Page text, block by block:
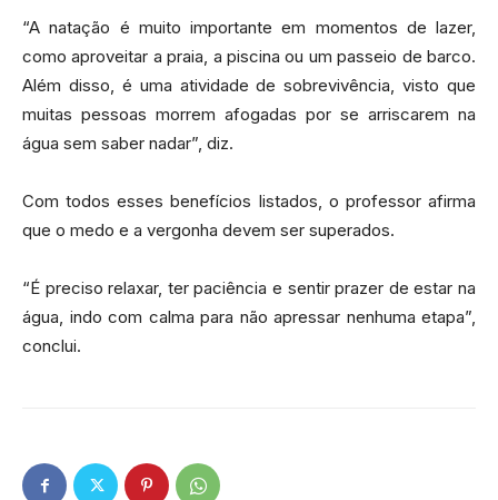
“A natação é muito importante em momentos de lazer,
como aproveitar a praia, a piscina ou um passeio de barco.
Além disso, é uma atividade de sobrevivência, visto que
muitas pessoas morrem afogadas por se arriscarem na
água sem saber nadar”, diz.
Com todos esses benefícios listados, o professor afirma
que o medo e a vergonha devem ser superados.
“É preciso relaxar, ter paciência e sentir prazer de estar na
água, indo com calma para não apressar nenhuma etapa”,
conclui.